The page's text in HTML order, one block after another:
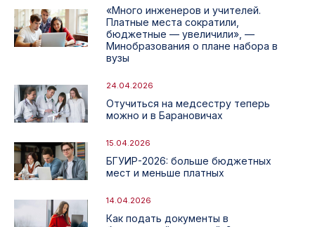
«Много инженеров и учителей.
Платные места сократили,
бюджетные — увеличили», —
Минобразования о плане набора в
вузы
24.04.2026
Отучиться на медсестру теперь
можно и в Барановичах
15.04.2026
БГУИР-2026: больше бюджетных
мест и меньше платных
14.04.2026
Как подать документы в